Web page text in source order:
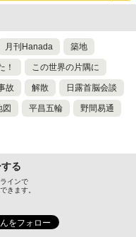
月刊Hanada 築地
！ この世界の片隅に
故 解散 日露首脳会談
図 平昌五輪 野間易通
る
インで
きます。